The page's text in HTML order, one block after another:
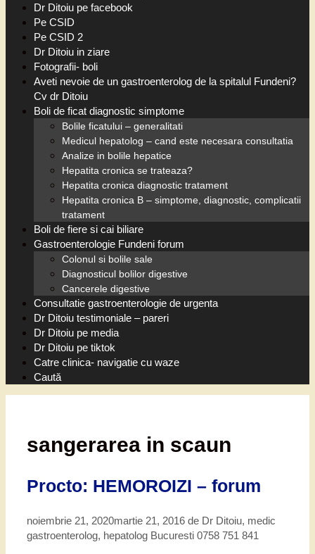
Dr Ditoiu pe facebook
Pe CSID
Pe CSID 2
Dr Ditoiu in ziare
Fotografii- boli
Aveti nevoie de un gastroenterolog de la spitalul Fundeni?
Cv dr Ditoiu
Boli de ficat diagnostic simptome
Bolile ficatului – generalitati
Medicul hepatolog – cand este necesara consultatia
Analize in bolile hepatice
Hepatita cronica se trateaza?
Hepatita cronica diagnostic tratament
Hepatita cronica B – simptome, diagnostic, complicatii
tratament
Boli de fiere si cai biliare
Gastroenterologie Fundeni forum
Colonul si bolile sale
Diagnosticul bolilor digestive
Cancerele digestive
Consultatie gastroenterologie de urgenta
Dr Ditoiu testimoniale – pareri
Dr Ditoiu pe media
Dr Ditoiu pe tiktok
Catre clinica- navigatie cu waze
Caută
sangerarea in scaun
Procto: HEMOROIZI – forum
noiembrie 21, 2020martie 21, 2016 de Dr Ditoiu, medic
gastroenterolog, hepatolog Bucuresti 0758 751 841